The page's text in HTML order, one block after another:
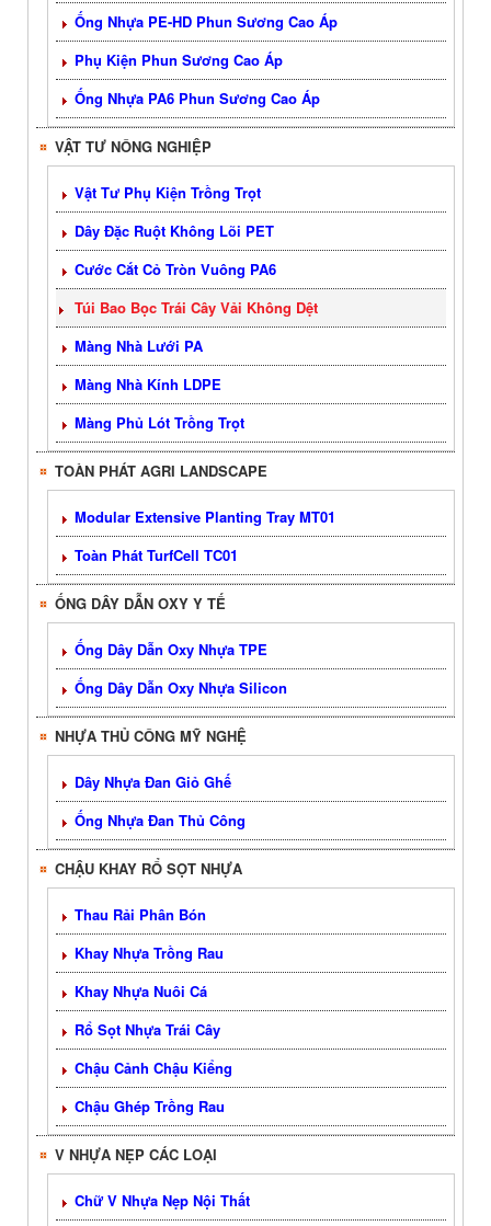
Ống Nhựa PE-HD Phun Sương Cao Áp
Phụ Kiện Phun Sương Cao Áp
Ống Nhựa PA6 Phun Sương Cao Áp
VẬT TƯ NÔNG NGHIỆP
Vật Tư Phụ Kiện Trồng Trọt
Dây Đặc Ruột Không Lõi PET
Cước Cắt Cỏ Tròn Vuông PA6
Túi Bao Bọc Trái Cây Vải Không Dệt
Màng Nhà Lưới PA
Màng Nhà Kính LDPE
Màng Phủ Lót Trồng Trọt
TOÀN PHÁT AGRI LANDSCAPE
Modular Extensive Planting Tray MT01
Toàn Phát TurfCell TC01
ỐNG DÂY DẪN OXY Y TẾ
Ống Dây Dẫn Oxy Nhựa TPE
Ống Dây Dẫn Oxy Nhựa Silicon
NHỰA THỦ CÔNG MỸ NGHỆ
Dây Nhựa Đan Giỏ Ghế
Ống Nhựa Đan Thủ Công
CHẬU KHAY RỔ SỌT NHỰA
Thau Rải Phân Bón
Khay Nhựa Trồng Rau
Khay Nhựa Nuôi Cá
Rổ Sọt Nhựa Trái Cây
Chậu Cảnh Chậu Kiểng
Chậu Ghép Trồng Rau
V NHỰA NẸP CÁC LOẠI
Chữ V Nhựa Nẹp Nội Thất